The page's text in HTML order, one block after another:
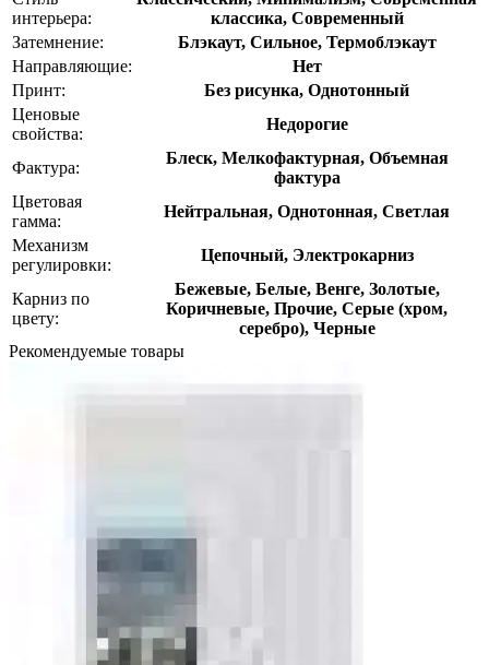
интерьера:
классика, Современный
Затемнение:
Блэкаут, Сильное, Термоблэкаут
Направляющие:
Нет
Принт:
Без рисунка, Однотонный
Ценовые
свойства:
Недорогие
Фактура:
Блеск, Мелкофактурная, Объемная
фактура
Цветовая
гамма:
Нейтральная, Однотонная, Светлая
Механизм
регулировки:
Цепочный, Электрокарниз
Карниз по
цвету:
Бежевые, Белые, Венге, Золотые,
Коричневые, Прочие, Серые (хром,
серебро), Черные
Рекомендуемые товары